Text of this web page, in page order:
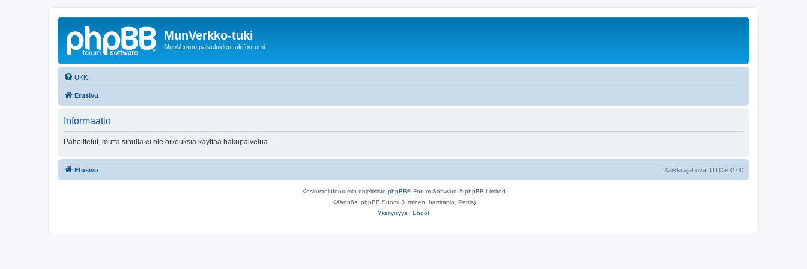
MunVerkko-tuki
MunVerkon palveluiden tukifoorumi
UKK
Etusivu
Informaatio
Pahoittelut, mutta sinulla ei ole oikeuksia käyttää hakupalvelua.
Etusivu Kaikki ajat ovat UTC+02:00
Keskustelufoorumin ohjelmisto phpBB® Forum Software © phpBB Limited
Käännös: phpBB Suomi (lurttinen, harritapio, Pettis)
Yksityisyys | Ehdot